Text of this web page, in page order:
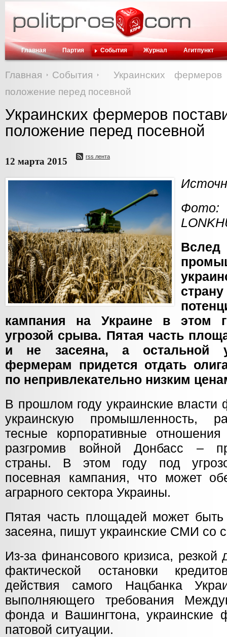
Главная Партия События Журнал Агитпункт
Главная События
Украинских
положение перед посевной
Украинских фермеров
положение перед посевной
12 марта 2015 rss лента
кампания на Украине в этом
угрозой срыва. Пятая часть
и не засеяна, а остальной
фермерам придется отдать
по непривлекательно низким
В прошлом году украинские власти
украинскую промышленность,
тесные корпоративные
разгромив войной Донбасс –
страны. В этом году под
посевная кампания, что может
аграрного сектора Украины.
Пятая часть площадей может
засеяна, пишут украинские СМИ со
Из-за финансового кризиса, резкой
фактической остановки
действия самого Нацбанка
выполняющего требования
фонда и Вашингтона, украинские
патовой ситуации.